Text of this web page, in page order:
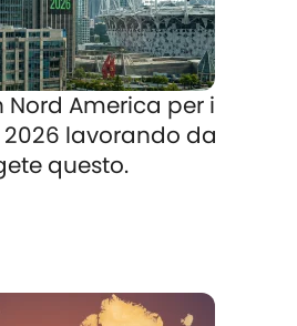
America per i
2026 lavorando da
questo.